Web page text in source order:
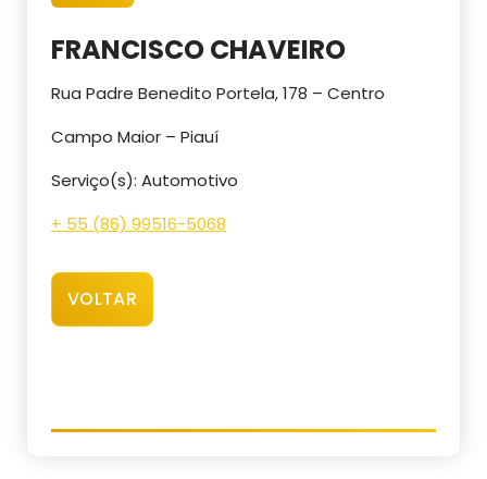
FRANCISCO CHAVEIRO
Rua Padre Benedito Portela, 178 – Centro
Campo Maior – Piauí
Serviço(s): Automotivo
+ 55 (86) 99516-5068
VOLTAR